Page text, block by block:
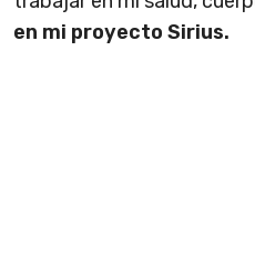
en mi proyecto Sirius.